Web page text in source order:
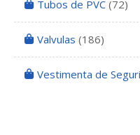
Tubos de PVC (72)
Valvulas (186)
Vestimenta de